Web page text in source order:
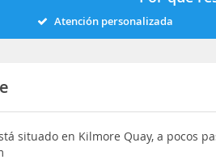
Atención personalizada
situado en Kilmore Quay, a pocos